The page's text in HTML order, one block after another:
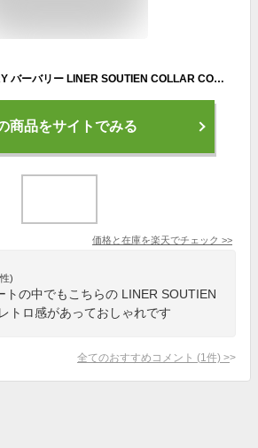
【メンズ】 BURBERRY バーバリー LINER SOUTIEN COLLAR COAT ライナーステンカラーコート アウター 長袖 141-241227-ma-19-izu サイズ：不明 カラー：ダークグレー 万代Net店
商品をサイトでみる
価格と在庫を楽天でチェック >>
)
トの中でもこちらの LINER SOUTIEN
トロ感があっておしゃれです
全てのおすすめコメント (1 件) >